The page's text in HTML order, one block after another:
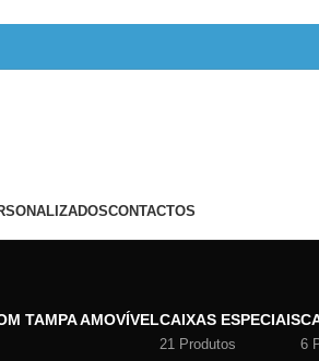
CONTACTOS
TAMPA AMOVÍVELCAIXAS ESPECIAIS
21 Produtos 6